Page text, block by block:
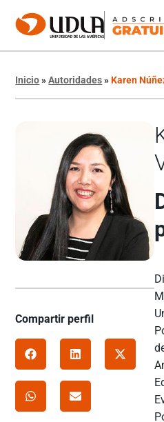
Inicio»Autoridades»Karen
Compartir perfil